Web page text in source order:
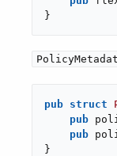
}
pub struct
pub
pub
}